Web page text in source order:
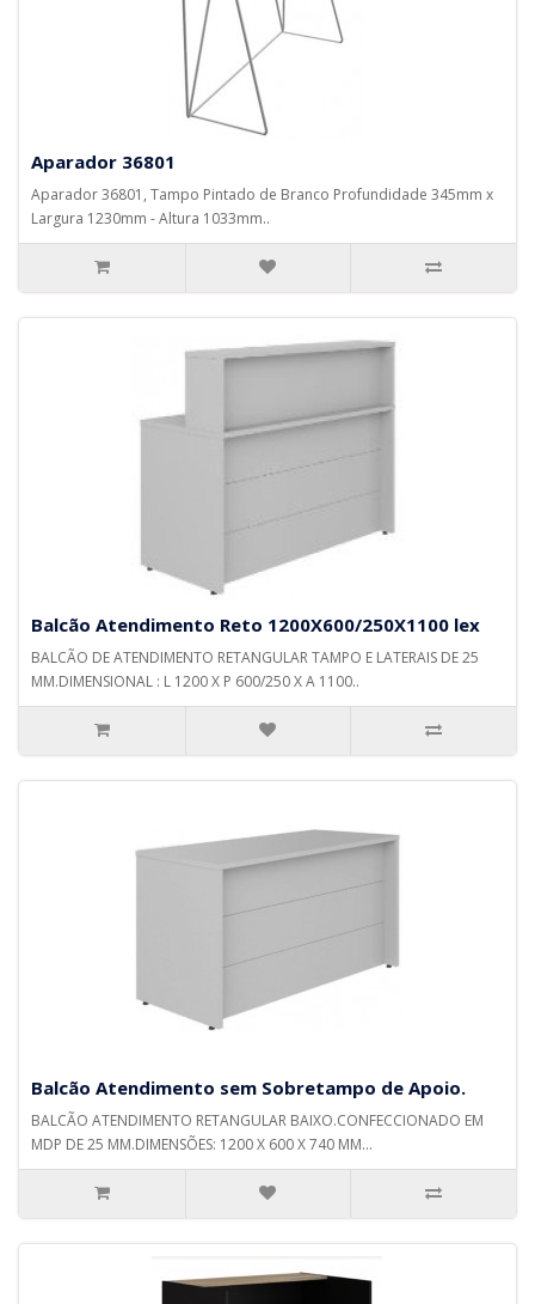
Aparador 36801
Aparador 36801, Tampo Pintado de Branco Profundidade 345mm x
Largura 1230mm - Altura 1033mm..
Balcão Atendimento Reto 1200X600/250X1100 lex
BALCÃO DE ATENDIMENTO RETANGULAR TAMPO E LATERAIS DE 25
MM.DIMENSIONAL : L 1200 X P 600/250 X A 1100..
Balcão Atendimento sem Sobretampo de Apoio.
BALCÃO ATENDIMENTO RETANGULAR BAIXO.CONFECCIONADO EM
MDP DE 25 MM.DIMENSÕES: 1200 X 600 X 740 MM...